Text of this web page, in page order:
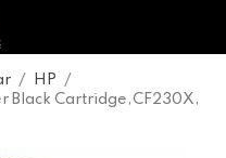
/ HP
/
Black Cartridge,CF230X,